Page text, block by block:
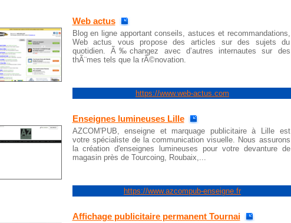
Web actus
Blog en ligne apportant conseils, astuces et recommandations,
Web actus vous propose des articles sur des sujets du
quotidien. Ã‰changez avec d’autres internautes sur des
thÃ¨mes tels que la rÃ©novation.
https://www.web-actus.com
Enseignes lumineuses Lille
AZCOM'PUB, enseigne et marquage publicitaire à Lille est
votre spécialiste de la communication visuelle. Nous assurons
la création d'enseignes lumineuses pour votre devanture de
magasin près de Tourcoing, Roubaix,...
https://www.azcompub-enseigne.fr
Affichage publicitaire permanent Tournai